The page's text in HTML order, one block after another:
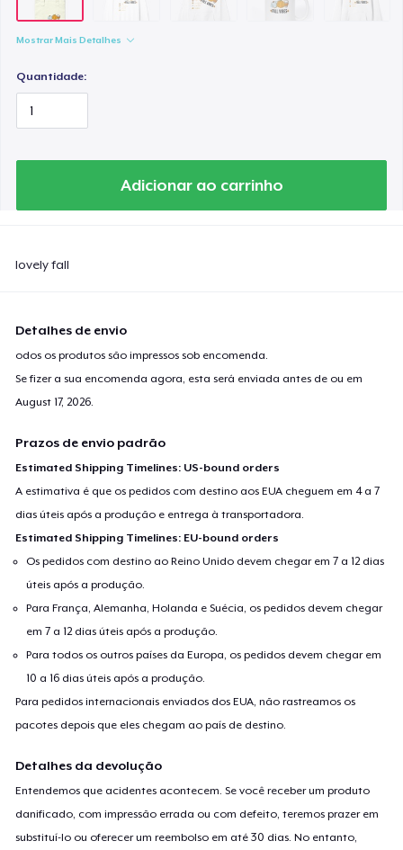
Mostrar Mais Detalhes
Quantidade:
Adicionar ao carrinho
lovely fall
Detalhes de envio
odos os produtos são impressos sob encomenda.
Se fizer a sua encomenda agora, esta será enviada antes de ou em
August 17, 2026
Prazos de envio padrão
Estimated Shipping Timelines: US-bound orders
A estimativa é que os pedidos com destino aos EUA cheguem em 4 a 7
dias úteis após a produção e entrega à transportadora.
Estimated Shipping Timelines: EU-bound orders
Os pedidos com destino ao Reino Unido devem chegar em 7 a 12 dias
úteis após a produção.
Para França, Alemanha, Holanda e Suécia, os pedidos devem chegar
em 7 a 12 dias úteis após a produção.
Para todos os outros países da Europa, os pedidos devem chegar em
10 a 16 dias úteis após a produção.
Para pedidos internacionais enviados dos EUA, não rastreamos os
pacotes depois que eles chegam ao país de destino.
Detalhes da devolução
Entendemos que acidentes acontecem. Se você receber um produto
danificado, com impressão errada ou com defeito, teremos prazer em
substituí-lo ou oferecer um reembolso em até 30 dias. No entanto,